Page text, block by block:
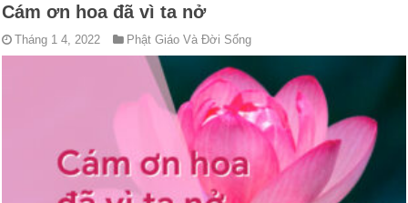
Cám ơn hoa đã vì ta nở
Tháng 1 4, 2022 Phật Giáo Và Đời Sống